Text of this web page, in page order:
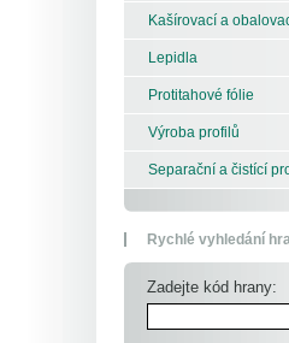
Kašírovací a
Lepidla
Protitahové fólie
Výroba profilů
Separační a čistící
Rychlé vyhledání
Zadejte kód hrany: